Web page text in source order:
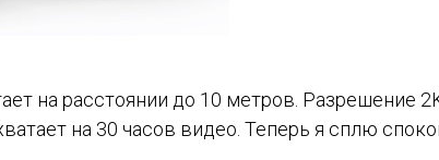
на расстоянии до 10 метров. Разрешение
на 30 часов видео. Теперь я сплю